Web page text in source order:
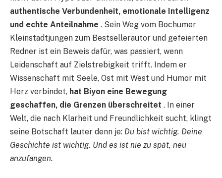
authentische Verbundenheit, emotionale Intelligenz
und echte Anteilnahme . Sein Weg vom Bochumer
Kleinstadtjungen zum Bestsellerautor und gefeierten
Redner ist ein Beweis dafür, was passiert, wenn
Leidenschaft auf Zielstrebigkeit trifft. Indem er
Wissenschaft mit Seele, Ost mit West und Humor mit
Herz verbindet, hat Biyon eine Bewegung
geschaffen, die Grenzen überschreitet . In einer
Welt, die nach Klarheit und Freundlichkeit sucht, klingt
seine Botschaft lauter denn je: Du bist wichtig. Deine
Geschichte ist wichtig. Und es ist nie zu spät, neu
anzufangen.